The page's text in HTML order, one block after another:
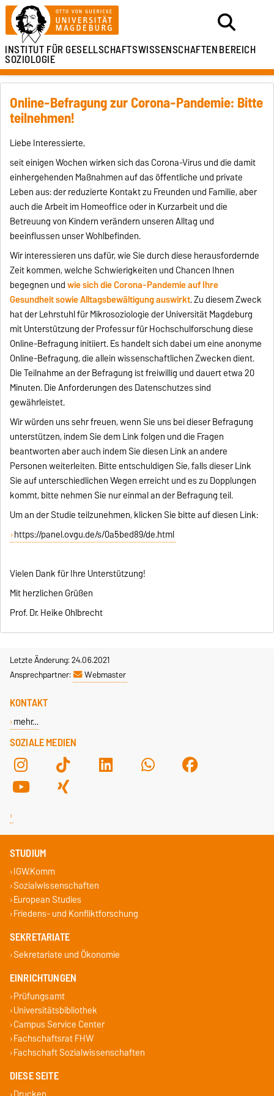
INSTITUT FÜRGESELLSCHAFTSWISSENSCHAFTENBEREICH
SOZIOLOGIE
Online-Befragung zur Corona-Pandemie: Bitte
teilnehmen!
Liebe Interessierte,
seit einigen Wochen wirken sich das Corona-Virus und die damit
einhergehenden Maßnahmen auf das öffentliche und private
Leben aus: der reduzierte Kontakt zu Freunden und Familie, aber
auch die Arbeit im Homeoffice oder in Kurzarbeit und die
Betreuung von Kindern verändern unseren Alltag und
beeinflussen unser Wohlbefinden.
Wir interessieren uns dafür, wie Sie durch diese herausfordernde
Zeit kommen, welche Schwierigkeiten und Chancen Ihnen
begegnen undwie sich die Corona-Pandemie auf Ihre
Gesundheit sowie Alltagsbewältigung auswirkt. Zu diesem Zweck
hat der Lehrstuhl für Mikrosoziologie der Universität Magdeburg
mit Unterstützung der Professur für Hochschulforschung diese
Online-Befragung initiiert. Es handelt sich dabei um eine anonyme
Online-Befragung, die allein wissenschaftlichen Zwecken dient.
Die Teilnahme an der Befragung ist freiwillig und dauert etwa 20
Minuten. Die Anforderungen des Datenschutzes sind
gewährleistet.
Wir würden uns sehr freuen, wenn Sie uns bei dieser Befragung
unterstützen, indem Sie dem Link folgen und die Fragen
beantworten aber auch indem Sie diesen Link an andere
Personen weiterleiten. Bitte entschuldigen Sie, falls dieser Link
Sie auf unterschiedlichen Wegen erreicht und es zu Dopplungen
kommt, bitte nehmen Sie nur einmal an der Befragung teil.
Um an der Studie teilzunehmen, klicken Sie bitte auf diesen Link:
https://panel.ovgu.de/s/0a5bed89/de.html
Vielen Dank für Ihre Unterstützung!
Mit herzlichen Grüßen
Prof. Dr. Heike Ohlbrecht
Letzte Änderung: 24.06.2021
Ansprechpartner:
Webmaster
SOZIALE MEDIEN
KONTAKT
mehr…
STUDIUM
IGW.Komm
Sozialwissenschaften
European Studies
Friedens- und Konfliktforschung
SEKRETARIATE
Sekretariate und Ökonomie
EINRICHTUNGEN
Prüfungsamt
Universitätsbibliothek
Campus Service Center
Fachschaftsrat FHW
Fachschaft Sozialwissenschaften
DIESE SEITE